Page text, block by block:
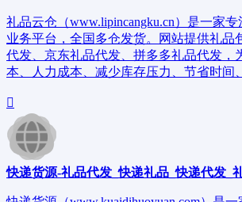
礼品云仓（www.lipincangku.cn）是一家
业务平台，全国多仓发货。网站提供礼品
代发、京东礼品代发、拼多多礼品代发，
本、人力成本、减少库存压力、节省时间
快递货源-礼品代发_快递礼品_快递代发_